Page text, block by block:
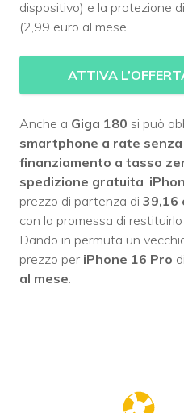
dispositivo) e la protezione
(2,99 euro al mese.
ATTIVA
Anche a Giga 180 si può
smartphone a rate
finanziamento a tasso
spedizione gratuita
prezzo di partenza di 39,16
con la promessa di
Dando in permuta un
prezzo per iPhone 16 Pro
al mese